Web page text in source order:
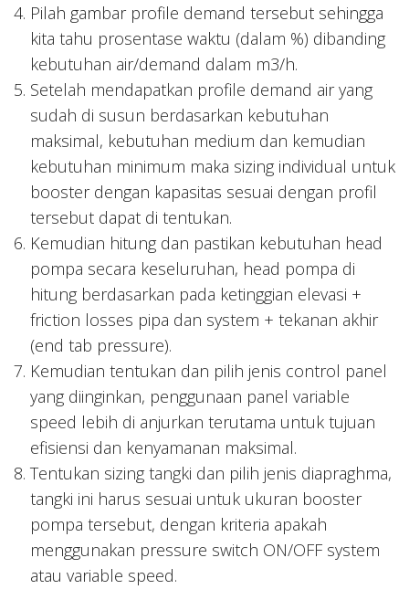
Pilah gambar profile demand tersebut sehingga
kita tahu prosentase waktu (dalam %) dibanding
kebutuhan air/demand dalam m3/h.
Setelah mendapatkan profile demand air yang
sudah di susun berdasarkan kebutuhan
maksimal, kebutuhan medium dan kemudian
kebutuhan minimum maka sizing individual untuk
booster dengan kapasitas sesuai dengan profil
tersebut dapat di tentukan.
Kemudian hitung dan pastikan kebutuhan head
pompa secara keseluruhan, head pompa di
hitung berdasarkan pada ketinggian elevasi +
friction losses pipa dan system + tekanan akhir
(end tab pressure).
Kemudian tentukan dan pilih jenis control panel
yang diinginkan, penggunaan panel variable
speed lebih di anjurkan terutama untuk tujuan
efisiensi dan kenyamanan maksimal.
Tentukan sizing tangki dan pilih jenis diapraghma,
tangki ini harus sesuai untuk ukuran booster
pompa tersebut, dengan kriteria apakah
menggunakan pressure switch ON/OFF system
atau variable speed.